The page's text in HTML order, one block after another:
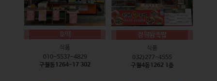
호떡
식품
010-5537-4829
구월동1264-17 302
정원왕족발
식품
032)277-4555
구월4동1262 1층